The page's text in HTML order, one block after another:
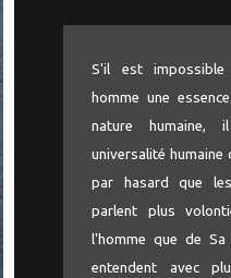
S'il est
homme une
nature humaine,
universalité humaine
par hasard que
parlent plus
l'homme que de
entendent avec